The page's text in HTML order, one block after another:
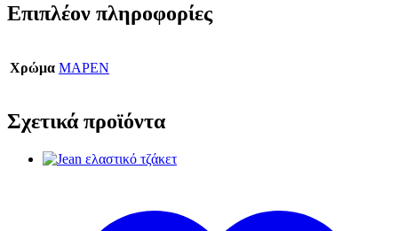
Επιπλέον πληροφορίες
Χρώμα ΜΑΡΕΝ
Σχετικά προϊόντα